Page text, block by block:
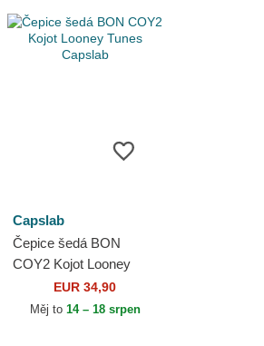
Capslab
Čepice šedá BON
COY2 Kojot Looney
Tunes Capslab
EUR 34,90
Měj to 14 – 18 srpen